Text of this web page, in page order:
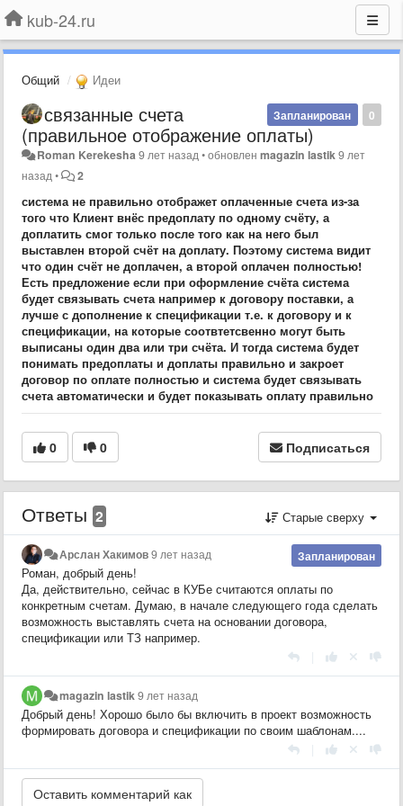
kub-24.ru
Общий Идеи
0
Запланирован
связанные счета
(правильное отображение оплаты)
Roman Kerekesha 9 лет назад •обновленmagazin lastik9 лет
назад • 2
система не правильно отображет оплаченные счета из-за
того что Клиент внёс предоплату по одному счёту, а
доплатить смог только после того как на него был
выставлен второй счёт на доплату. Поэтому система видит
что один счёт не доплачен, а второй оплачен полностью!
Есть предложение если при оформление счёта система
будет связывать счета например к договору поставки, а
лучше с дополнение к спецификации т.е. к договору и к
спецификации, на которые соотвтетсвенно могут быть
выписаны один два или три счёта. И тогда система будет
понимать предоплаты и доплаты правильно и закроет
договор по оплате полностью и система будет связывать
счета автоматически и будет показывать оплату правильно
0 0 Подписаться
Ответы 2 Старые сверху
Запланирован
Арслан Хакимов9 лет назад
Роман, добрый день!
Да, действительно, сейчас в КУБе считаются оплаты по
конкретным счетам. Думаю, в начале следующего года сделать
возможность выставлять счета на основании договора,
спецификации или ТЗ например.
magazin lastik9 лет назад
Добрый день! Хорошо было бы включить в проект возможность
формировать договора и спецификации по своим шаблонам....